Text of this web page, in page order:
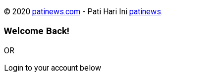
© 2020 patinews.com - Pati Hari Ini patinews.
Welcome Back!
OR
Login to your account below